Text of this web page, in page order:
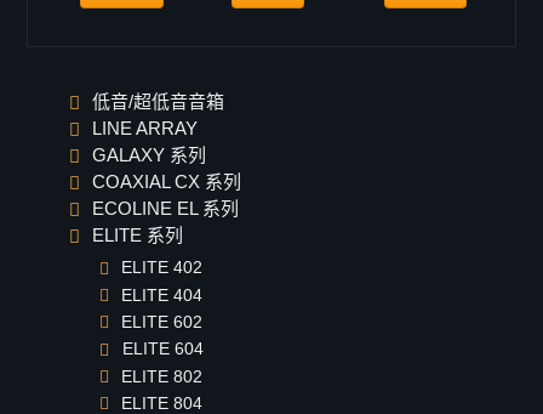
低音/超低音音箱
LINE ARRAY
GALAXY 系列
COAXIAL CX 系列
ECOLINE EL 系列
ELITE 系列
ELITE 402
ELITE 404
ELITE 602
ELITE 604
ELITE 802
ELITE 804